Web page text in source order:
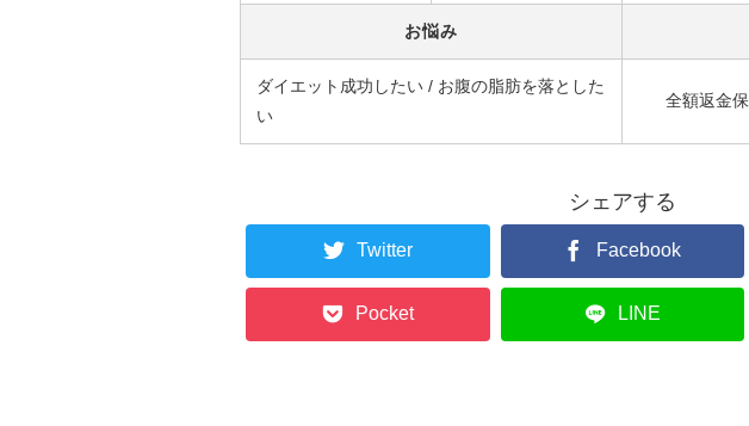
お悩み
ダイエット成功したい / お腹の脂肪を落とした
い
全額返金
シェアする
Twitter Facebook
Pocket LINE